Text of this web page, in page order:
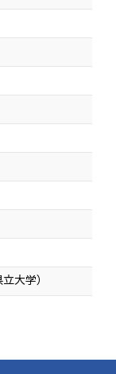
大学）